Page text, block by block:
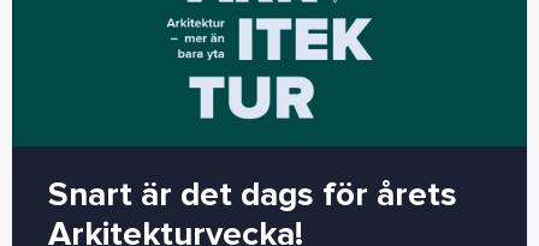
Snart är det dags för årets
Arkitekturvecka!